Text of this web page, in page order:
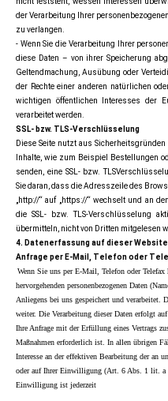
der Verarbeitung Ihrer
zu verlangen.
- Wenn Sie die Verarbeitung Ihrer
diese Daten – von ihrer Speicherung
Geltendmachung, Ausübung oder
der Rechte einer anderen natürlichen
wichtigen öffentlichen Interesses der
verarbeitet werden.
SSL- bzw. TLS-Verschlüsselung
Diese Seite nutzt aus
Inhalte, wie zum Beispiel Bestellungen
senden, eine SSL- bzw.
Sie daran, dass die Adresszeile des
„http://“ auf „https://“ wechselt und an
die SSL- bzw. TLS-Verschlüsselung
übermitteln, nicht von Dritten mitgelesen
4. Datenerfassung auf dieser Website
Anfrage per E-Mail, Telefon oder
Wenn Sie uns per E-Mail, Telefon oder
hervorgehenden personenbezogenen Daten
Anliegens bei uns gespeichert und
weiter. Die Verarbeitung dieser Daten erfolgt
Ihre Anfrage mit der Erfüllung eines Vertrags
Maßnahmen erforderlich ist. In allen übrigen
Interesse an der effektiven Bearbeitung der an
oder auf Ihrer Einwilligung (Art. 6 Abs. 1 lit. a
Einwilligung ist jederzeit